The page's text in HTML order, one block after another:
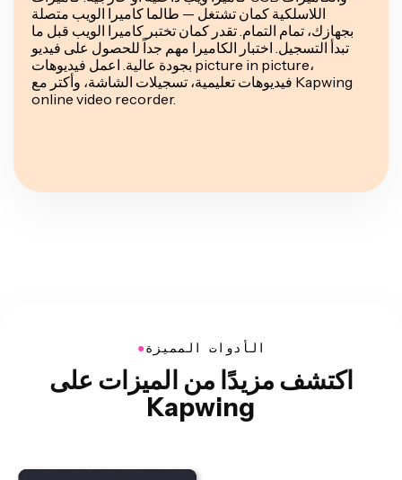
اللاسلكية كمان تشتغل — طالما كاميرا الويب متصلة
بجهازك، تمام التمام. تقدر كمان تختبر كاميرا الويب قبل ما
تبدأ التسجيل. اختبار الكاميرا مهم جداً للحصول على فيديو
بجودة عالية. اعمل فيديوهات picture in picture،
فيديوهات تعليمية، تسجيلات الشاشة، وأكتر مع Kapwing
online video recorder.
●الأدوات المميزة
اكتشف مزيدًا من الميزات على
Kapwing